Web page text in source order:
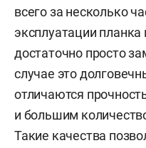
всего за несколько
эксплуатации
достаточно просто
случае это
отличаются
и большим
Такие качества